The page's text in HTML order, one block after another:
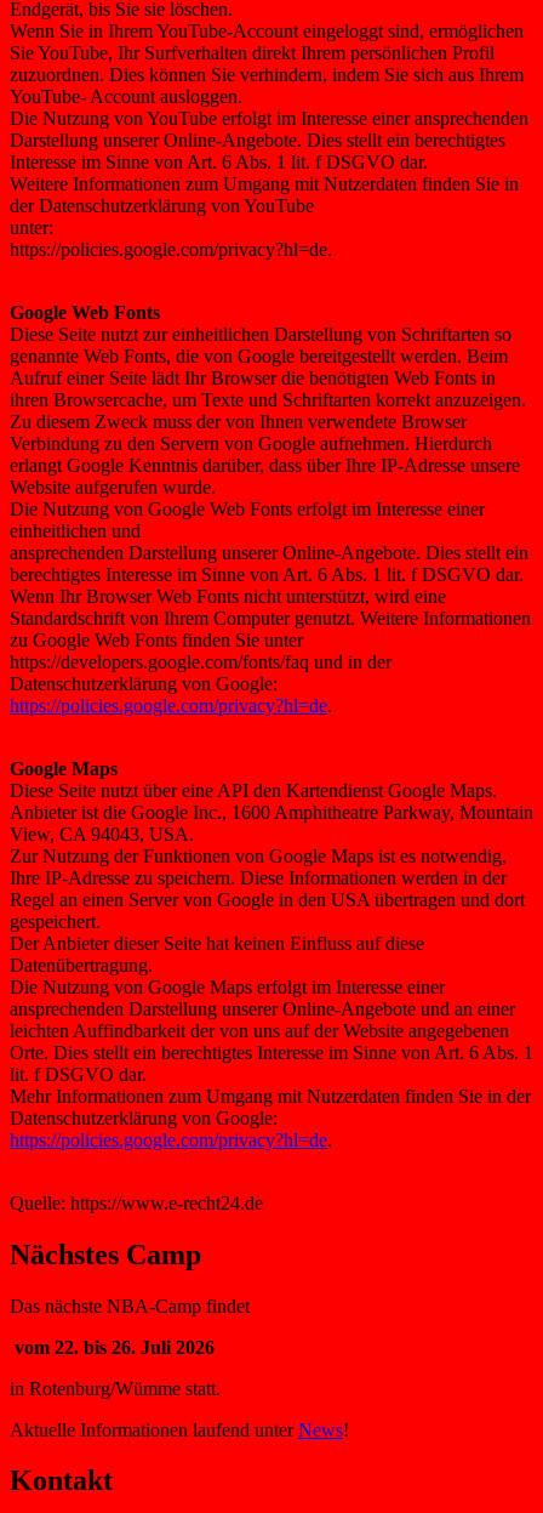
Endgerät, bis Sie sie löschen.
Wenn Sie in Ihrem YouTube-Account eingeloggt sind, ermöglichen
Sie YouTube, Ihr Surfverhalten direkt Ihrem persönlichen Profil
zuzuordnen. Dies können Sie verhindern, indem Sie sich aus Ihrem
YouTube- Account ausloggen.
Die Nutzung von YouTube erfolgt im Interesse einer ansprechenden
Darstellung unserer Online-Angebote. Dies stellt ein berechtigtes
Interesse im Sinne von Art. 6 Abs. 1 lit. f DSGVO dar.
Weitere Informationen zum Umgang mit Nutzerdaten finden Sie in
der Datenschutzerklärung von YouTube
unter:
https://policies.google.com/privacy?hl=de.
Google Web Fonts
Diese Seite nutzt zur einheitlichen Darstellung von Schriftarten so
genannte Web Fonts, die von Google bereitgestellt werden. Beim
Aufruf einer Seite lädt Ihr Browser die benötigten Web Fonts in
ihren Browsercache, um Texte und Schriftarten korrekt anzuzeigen.
Zu diesem Zweck muss der von Ihnen verwendete Browser
Verbindung zu den Servern von Google aufnehmen. Hierdurch
erlangt Google Kenntnis darüber, dass über Ihre IP-Adresse unsere
Website aufgerufen wurde.
Die Nutzung von Google Web Fonts erfolgt im Interesse einer
einheitlichen und
ansprechenden Darstellung unserer Online-Angebote. Dies stellt ein
berechtigtes Interesse im Sinne von Art. 6 Abs. 1 lit. f DSGVO dar.
Wenn Ihr Browser Web Fonts nicht unterstützt, wird eine
Standardschrift von Ihrem Computer genutzt. Weitere Informationen
zu Google Web Fonts finden Sie unter
https://developers.google.com/fonts/faq und in der
Datenschutzerklärung von Google:
https://policies.google.com/privacy?hl=de.
Google Maps
Diese Seite nutzt über eine API den Kartendienst Google Maps.
Anbieter ist die Google Inc., 1600 Amphitheatre Parkway, Mountain
View, CA 94043, USA.
Zur Nutzung der Funktionen von Google Maps ist es notwendig,
Ihre IP-Adresse zu speichern. Diese Informationen werden in der
Regel an einen Server von Google in den USA übertragen und dort
gespeichert.
Der Anbieter dieser Seite hat keinen Einfluss auf diese
Datenübertragung.
Die Nutzung von Google Maps erfolgt im Interesse einer
ansprechenden Darstellung unserer Online-Angebote und an einer
leichten Auffindbarkeit der von uns auf der Website angegebenen
Orte. Dies stellt ein berechtigtes Interesse im Sinne von Art. 6 Abs. 1
lit. f DSGVO dar.
Mehr Informationen zum Umgang mit Nutzerdaten finden Sie in der
Datenschutzerklärung von Google:
https://policies.google.com/privacy?hl=de.
Quelle: https://www.e-recht24.de
Nächstes Camp
Das nächste NBA-Camp findet
vom 22. bis 26. Juli 2026
in Rotenburg/Wümme statt.
Aktuelle Informationen laufend unterNews!
Kontakt